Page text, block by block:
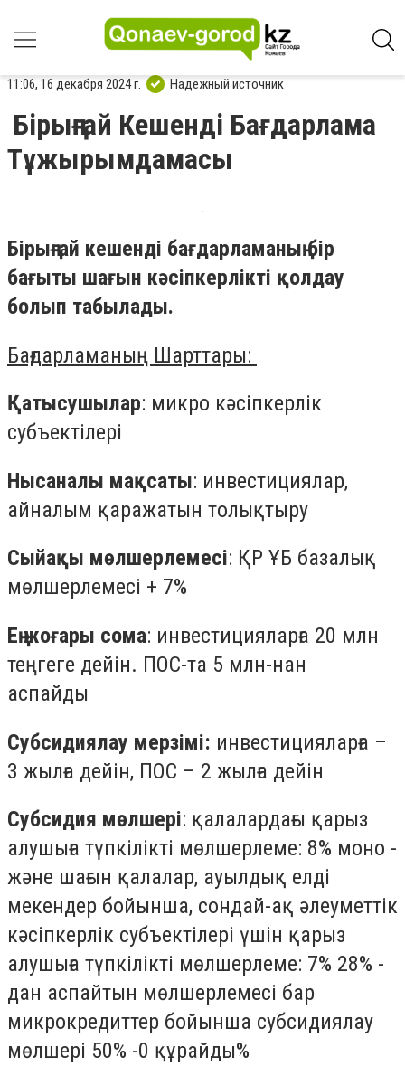
11:06, 16 декабря 2024 г. Надежный источник
Бірыңғай Кешенді Бағдарлама
Тұжырымдамасы
Бірыңғай кешенді бағдарламаның бір
бағыты шағын кәсіпкерлікті қолдау
болып табылады.
Бағдарламаның Шарттары:
Қатысушылар: микро кәсіпкерлік
субъектілері
Нысаналы мақсаты: инвестициялар,
айналым қаражатын толықтыру
Сыйақы мөлшерлемесі: ҚР ҰБ базалық
мөлшерлемесі + 7%
Ең жоғары сома: инвестицияларға 20 млн
теңгеге дейін. ПОС-та 5 млн-нан
аспайды
Субсидиялау мерзімі: инвестицияларға –
3 жылға дейін, ПОС – 2 жылға дейін
Субсидия мөлшері: қалалардағы қарыз
алушыға түпкілікті мөлшерлеме: 8% моно -
және шағын қалалар, ауылдық елді
мекендер бойынша, сондай-ақ әлеуметтік
кәсіпкерлік субъектілері үшін қарыз
алушыға түпкілікті мөлшерлеме: 7% 28% -
дан аспайтын мөлшерлемесі бар
микрокредиттер бойынша субсидиялау
мөлшері 50% -0 құрайды%